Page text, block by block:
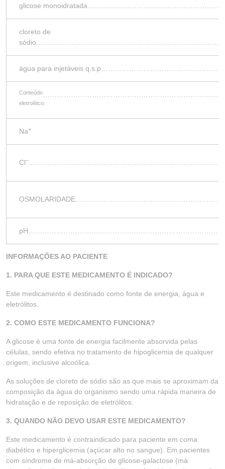
glicose
cloreto de
água para injetáveis
Conteúdo
eletrolítico:
Na+
Cl–
INFORMAÇÕES AO PACIENTE
1. PARA QUE ESTE MEDICAMENTO É INDICADO?
Este medicamento é destinado como fonte de energia, água e
eletrólitos.
2. COMO ESTE MEDICAMENTO FUNCIONA?
A glicose é uma fonte de energia facilmente absorvida pelas
células, sendo efetiva no tratamento de hipoglicemia de qualquer
origem, inclusive alcoólica.
As soluções de cloreto de sódio são as que mais se aproximam da
composição da água do organismo sendo uma rápida maneira de
hidratação e de reposição de eletrólitos.
3. QUANDO NÃO DEVO USAR ESTE MEDICAMENTO?
Este medicamento é contraindicado para paciente em coma
diabético e hiperglicemia (açúcar alto no sangue). Em pacientes
com síndrome de má-absorção de glicose-galactose (má